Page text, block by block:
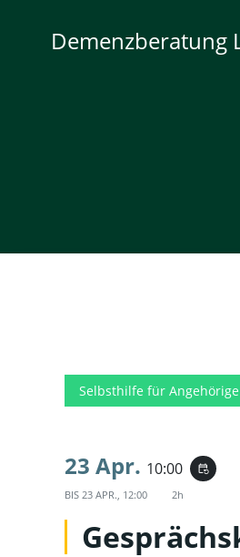
springenDemenzberatung
Selbsthilfe für Angehörige
23 Apr. 10:00 event_repeat
BIS 23 APR., 12:00 2h